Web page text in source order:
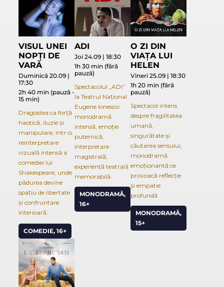
VISUL UNEI
NOPȚI DE
VARĂ
Duminică 20.09 |
17:30
2h 40 min (pauză -
15 min)
Dragostea ca forță
haotică, iluzie și
manipulare, într-o
reinterpretare
vizuală intensă a
comediei lui
Shakespeare, unde
pădurea devine
spațiu de libertate
și confruntare
interioară.
COMEDIE, 16+
ADI
Joi 24.09 | 18:30
1h 30 min (fără
pauză)
Spectacolul „ADI”
la Teatrul Național
Eugene Ionesco:
monodramă
intensă, emoție
puternică,
interpretare
magistrală,
experiență teatrală
memorabilă.
MONODRAMĂ,
16+
O ZI DIN
VIAȚA LUI
HELEN
Vineri 25.09 | 18:30
1h 20 min (fără
pauză)
Spectacol intens
despre fragilitatea
umană,
singurătate și
căutarea sensului,
monodramă
emoționantă ce
provoacă reflecție
și empatie
profundă
MONODRAMĂ,
15+